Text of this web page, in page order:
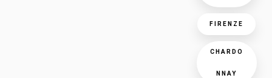
FIRENZE
CHARDO
NNAY